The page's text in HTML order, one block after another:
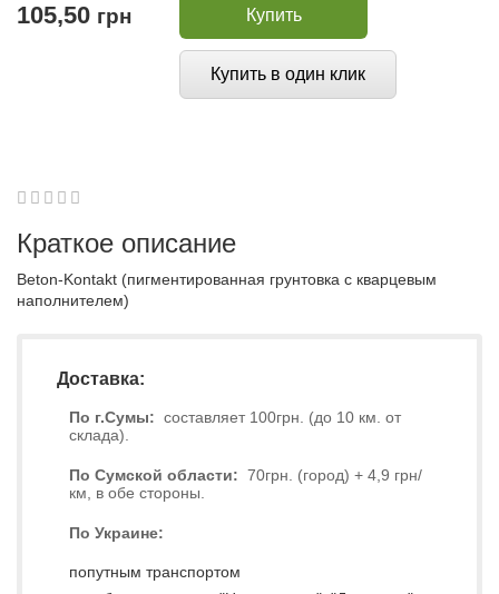
105,50 грн Купить
Купить в один клик
12345
Краткое описание
Beton-Kontakt (пигментированная грунтовка с кварцевым
наполнителем)
Доставка:
По г.Сумы: составляет 100грн. (до 10 км. от
склада).
По Сумской области: 70грн. (город) + 4,9 грн/
км, в обе стороны.
По Украине:
попутным транспортом